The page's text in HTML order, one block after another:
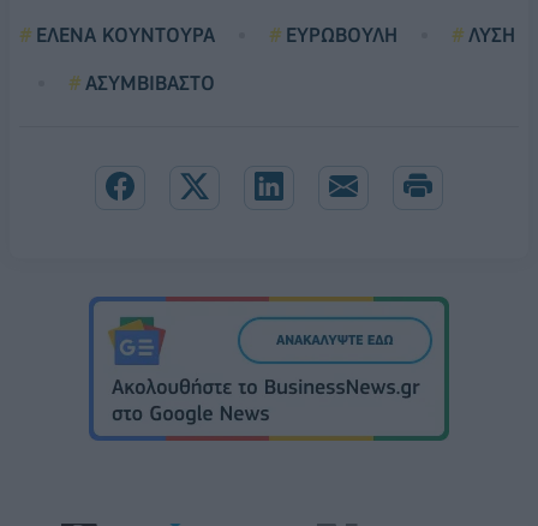
ΕΛΕΝΑ ΚΟΥΝΤΟΥΡΑ ΕΥΡΩΒΟΥΛΗ
ΛΥΣΗ
ΑΣΥΜΒΙΒΑΣΤΟ